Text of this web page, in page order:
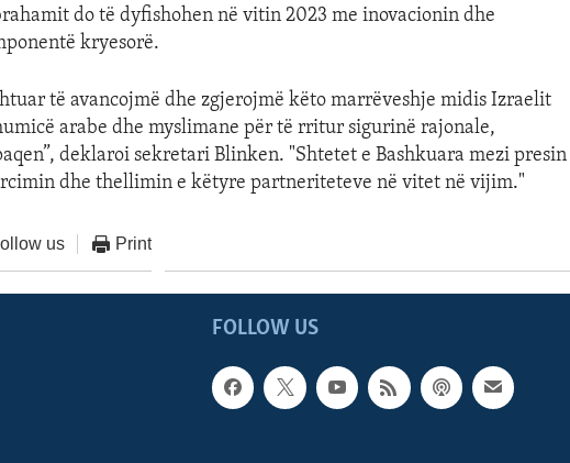
do të dyfishohen në vitin 2023 me inovacionin dhe
kryesorë.
të avancojmë dhe zgjerojmë këto marrëveshje midis Izraelit
arabe dhe myslimane për të rritur sigurinë rajonale,
deklaroi sekretari Blinken. "Shtetet e Bashkuara mezi presin
dhe thellimin e këtyre partneriteteve në vitet në vijim."
us Print
FOLLOW US